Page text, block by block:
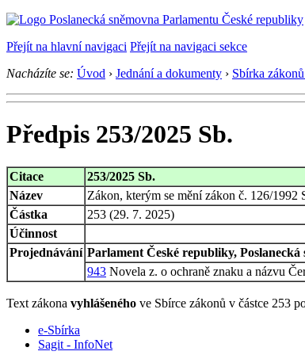
Přejít na hlavní navigaci Přejít na navigaci sekce
Nacházíte se: Úvod › Jednání a dokumenty › Sbírka
Předpis 253/2025 Sb.
Citace
253/2025 Sb.
Název
Zákon, kterým se mění zákon č. 126/1992
Částka
253 (29. 7. 2025)
Účinnost
Projednávání Parlament České republiky, Poslanecká
943 Novela z. o ochraně znaku a názvu
Text zákona vyhlášeného ve Sbírce zákonů v částce 253
e-Sbírka
Sagit - InfoNet